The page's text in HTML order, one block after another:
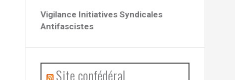
Vigilance Initiatives Syndicales
Antifascistes
Site confédéral